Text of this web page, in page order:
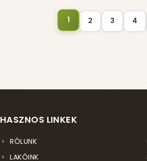
1 2 3 4
HASZNOS LINKEK
RÓLUNK
LAKÓINK